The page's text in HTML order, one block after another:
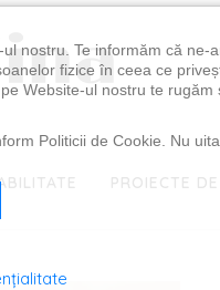
PROIECTE
nostru. Te informăm că ne-
fizice în ceea ce
Website-ul nostru te rugăm
Politicii de Cookie. Nu